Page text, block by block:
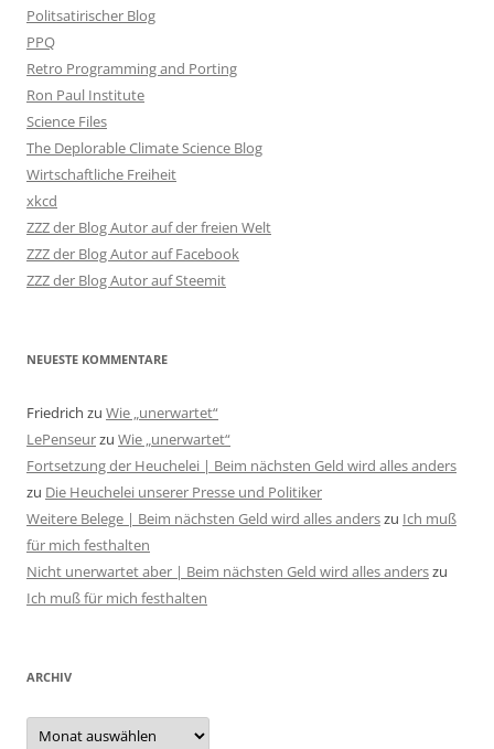
Politsatirischer Blog
PPQ
Retro Programming and Porting
Ron Paul Institute
Science Files
The Deplorable Climate Science Blog
Wirtschaftliche Freiheit
xkcd
ZZZ der Blog Autor auf der freien Welt
ZZZ der Blog Autor auf Facebook
ZZZ der Blog Autor auf Steemit
NEUESTE KOMMENTARE
Friedrich zu Wie „unerwartet“
LePenseurzu Wie „unerwartet“
Fortsetzung der Heuchelei | Beim nächsten Geld wird alles anders
zu Die Heuchelei unserer Presse und Politiker
Weitere Belege | Beim nächsten Geld wird alles anderszu Ich muß
für mich festhalten
Nicht unerwartet aber | Beim nächsten Geld wird alles anderszu
Ich muß für mich festhalten
ARCHIV
Archiv